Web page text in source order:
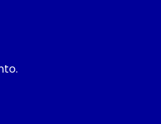
industrial de alta